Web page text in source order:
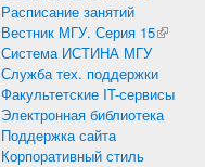
Расписание занятий
Вестник МГУ. Серия 15
Система ИСТИНА МГУ
Служба тех. поддержки
Факультетские IT-сервисы
Электронная библиотека
Поддержка сайта
Корпоративный стиль